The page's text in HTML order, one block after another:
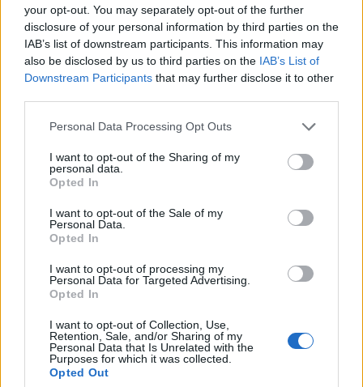
your opt-out. You may separately opt-out of the further
disclosure of your personal information by third parties on the
IAB’s list of downstream participants. This information may
also be disclosed by us to third parties on the IAB’s List of
Downstream Participants that may further disclose it to other
Please note that this website/app uses one or more Google
not limited to your visit or usage behaviour. You may click to
grant or deny consent to Google and its third-party tags to
use your data for below specified purposes in below Google
consent section.
Personal Data Processing Opt Outs
I want to opt-out of the Sharing of my
personal data.
Opted In
I want to opt-out of the Sale of my
Personal Data.
Opted In
I want to opt-out of processing my
Personal Data for Targeted Advertising.
Opted In
I want to opt-out of Collection, Use,
Retention, Sale, and/or Sharing of my
Personal Data that Is Unrelated with the
Purposes for which it was collected.
Opted Out
Continua a leggere